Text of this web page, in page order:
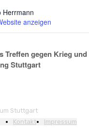
Herrmann
anzeigen
Treffen gegen Krieg und
Stuttgart
Stuttgart
Kontakt
Impressum